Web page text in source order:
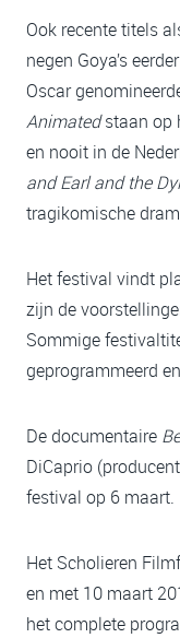
Ook recente titels
negen Goya’s
Oscar
Animatedstaan op
en nooit in de
and Earl and the
tragikomische
Het festival vindt
zijn de
Sommige
geprogrammeerd
De documentaire
DiCaprio
festival op 6 maart.
Het Scholieren
en met 10 maart
het complete